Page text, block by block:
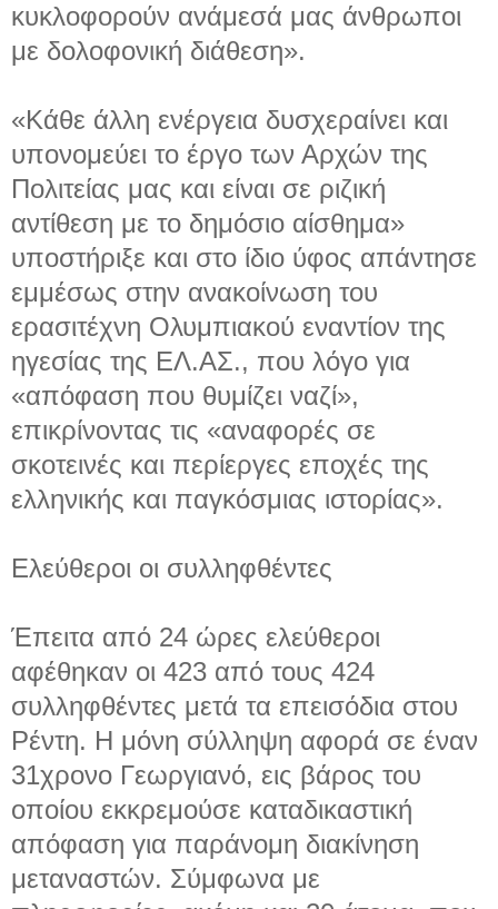
κυκλοφορούν ανάμεσά μας άνθρωποι
με δολοφονική διάθεση».
«Κάθε άλλη ενέργεια δυσχεραίνει και
υπονομεύει το έργο των Αρχών της
Πολιτείας μας και είναι σε ριζική
αντίθεση με το δημόσιο αίσθημα»
υποστήριξε και στο ίδιο ύφος απάντησε
εμμέσως στην ανακοίνωση του
ερασιτέχνη Ολυμπιακού εναντίον της
ηγεσίας της ΕΛ.ΑΣ., που λόγο για
«απόφαση που θυμίζει ναζί»,
επικρίνοντας τις «αναφορές σε
σκοτεινές και περίεργες εποχές της
ελληνικής και παγκόσμιας ιστορίας».
Ελεύθεροι οι συλληφθέντες
Έπειτα από 24 ώρες ελεύθεροι
αφέθηκαν οι 423 από τους 424
συλληφθέντες μετά τα επεισόδια στου
Ρέντη. Η μόνη σύλληψη αφορά σε έναν
31χρονο Γεωργιανό, εις βάρος του
οποίου εκκρεμούσε καταδικαστική
απόφαση για παράνομη διακίνηση
μεταναστών. Σύμφωνα με